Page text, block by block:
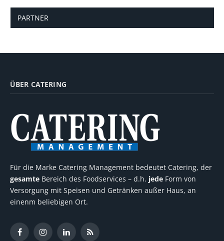
PARTNER
ÜBER CATERING
Für die Marke Catering Management bedeutet Catering, der
gesamte Bereich des Foodservices – d.h. jede Form von
Versorgung mit Speisen und Getränken außer Haus, an
einenm beliebigen Ort.
FacebookInstagramLinkedInRSS